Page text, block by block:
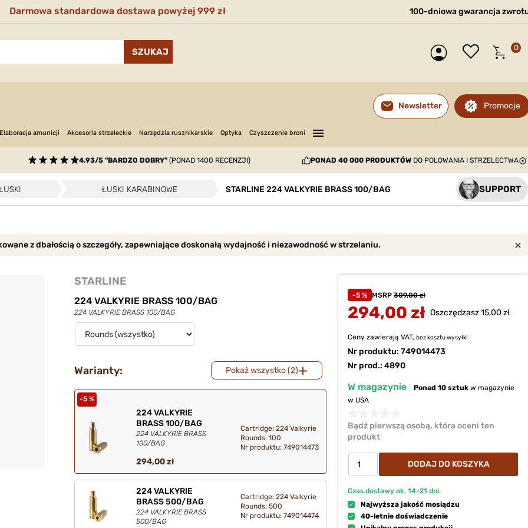
Darmowa standardowa dostawa powyżej 999 zł 100-dniowa gwarancja
0
Newsletter Promocje
Elaboracja amunicji Akcesoria strzeleckie Narzędzia rusznikarskie Optyka Czyszczenie broni —
—
—
4,93/5 "BARDZO DOBRY"(PONAD 1400 RECENZJI) PONAD 40 000 PRODUKTÓW DO POLOWANIA I STRZELECTWA
ŁUSKI KARABINOWE STARLINE 224 VALKYRIE BRASS 100/BAG SUPPORT
z dbałością o szczegóły, zapewniające doskonałą wydajność i niezawodność w strzelaniu.
STARLINE
224 VALKYRIE BRASS 100/BAG
224 VALKYRIE BRASS 100/BAG
Warianty: Pokaż wszystko (2)
-5 %
224 VALKYRIE
BRASS 100/BAG
224 VALKYRIE BRASS
100/BAG
294,00 zł
Cartridge: 224 Valkyrie
Rounds: 100
Nr produktu: 749014473
224 VALKYRIE
BRASS 500/BAG
224 VALKYRIE BRASS
500/BAG
Cartridge: 224 Valkyrie
Rounds: 500
Nr produktu: 749014474
-5 % MSRP 309,00 zł
294,00 zł Oszczędzasz 15,00 zł
Ceny zawierają VAT, bez kosztuwysyłki
Nr produktu: 749014473
Nr prod.: 4890
W magazynie Ponad 10 sztuk w magazynie
w USA
Bądź pierwszą osobą, która oceni ten
produkt
DODAJ DO KOSZYKA
Czas dostawy ok. 14-21 dni.
Najwyższa jakość mosiądzu
40-letnie doświadczenie